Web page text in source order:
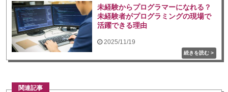
未経験からプログラマーになれる？
未経験者がプログラミングの現場で
活躍できる理由
2025/11/19
関連記事